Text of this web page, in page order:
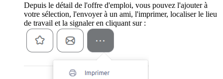
Depuis le détail de l'offre d'emploi, vous pouvez l'ajouter à
votre sélection, l'envoyer à un ami, l'imprimer, localiser le lieu
de travail et la signaler en cliquant sur :